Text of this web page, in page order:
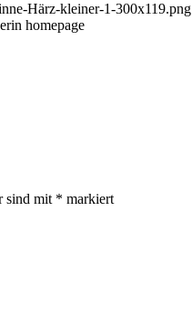
Härz-kleiner-1-300x119.png
homepage
sind mit * markiert